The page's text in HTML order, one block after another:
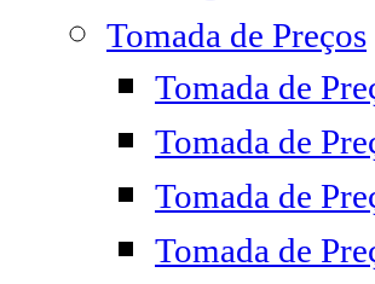
Tomada de Preços
Tomada de
Tomada de
Tomada de
Tomada de